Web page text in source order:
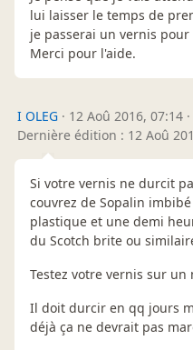
lui laisser le temps de
je passerai un vernis
Merci pour l'aide.
I OLEG · 12 Aoû 2016, 07:14 ·
Dernière édition : 12 Aoû
Si votre vernis ne durcit
couvrez de Sopalin
plastique et une demi
du Scotch brite ou
Testez votre vernis sur un
Il doit durcir en qq jours
déjà ça ne devrait pas